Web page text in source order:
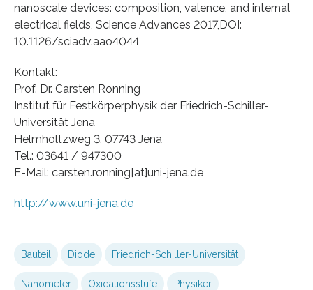
nanoscale devices: composition, valence, and internal
electrical fields, Science Advances 2017,DOI:
10.1126/sciadv.aao4044
Kontakt:
Prof. Dr. Carsten Ronning
Institut für Festkörperphysik der Friedrich-Schiller-
Universität Jena
Helmholtzweg 3, 07743 Jena
Tel.: 03641 / 947300
E-Mail: carsten.ronning[at]uni-jena.de
http://www.uni-jena.de
Bauteil Diode Friedrich-Schiller-Universität
Nanometer Oxidationsstufe Physiker